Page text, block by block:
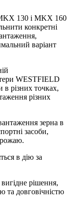
130 і MKX 160
конкретні
варіант
WESTFIELD
різних точках,
різних
зерна в
засоби,
в дію за
рішення,
та довговічністю